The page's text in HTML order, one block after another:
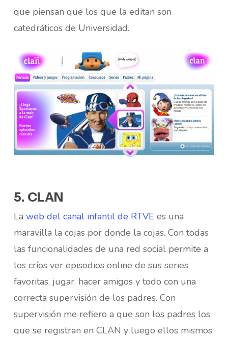
que piensan que los que la editan son
catedráticos de Universidad.
5. CLAN
La web del canal infantil de RTVE es una
maravilla la cojas por donde la cojas. Con todas
las funcionalidades de una red social permite a
los críos ver episodios online de sus series
favoritas, jugar, hacer amigos y todo con una
correcta supervisión de los padres. Con
supervisión me refiero a que son los padres los
que se registran en CLAN y luego ellos mismos